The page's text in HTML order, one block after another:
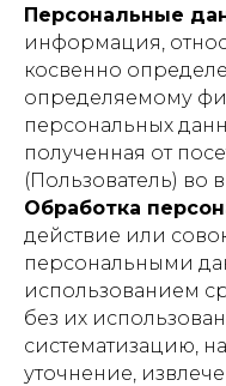
Персональные
информация,
косвенно
определяемому
персональных
полученная от
(Пользователь) во
Обработка
действие или
персональными
использованием
без их
систематизацию,
уточнение,